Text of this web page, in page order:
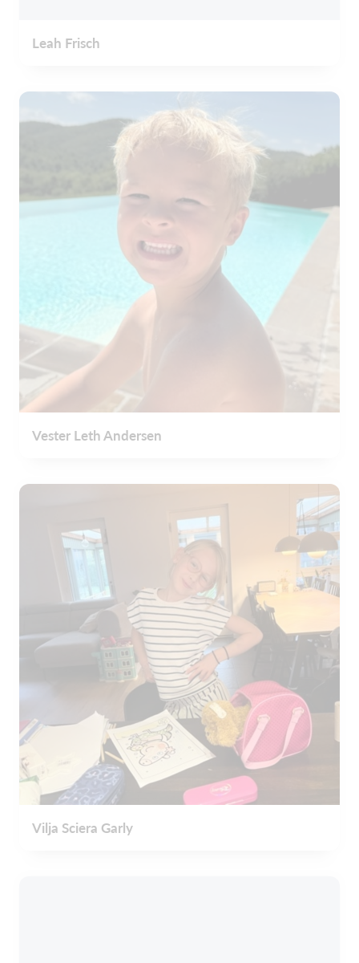
Leah Frisch
Vester Leth Andersen
Vilja Sciera Garly